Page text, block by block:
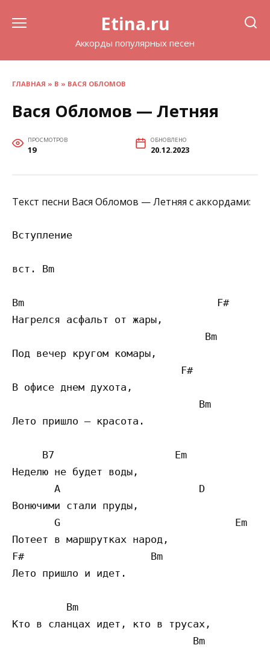
Etina.ru
Аккорды популярных песен
ГЛАВНАЯ » В » ВАСЯ ОБЛОМОВ
Вася Обломов — Летняя
ПРОСМОТРОВ
19
ОБНОВЛЕНО
20.12.2023
Текст песни Вася Обломов — Летняя с аккордами:
Вступление
вст. Bm
Bm                                F#
Нагрелся асфальт от жары,
                                Bm
Под вечер кругом комары,
                            F#
В офисе днем духота,
                               Bm
Лето пришло — красота.
     B7                    Em
Неделю не будет воды,
       A                       D
Вонючими стали пруды,
       G                             Em
Потеет в маршрутках народ,
F#                     Bm
Лето пришло и идет.
Bm
Кто в сланцах идет, кто в трусах,
                              Bm